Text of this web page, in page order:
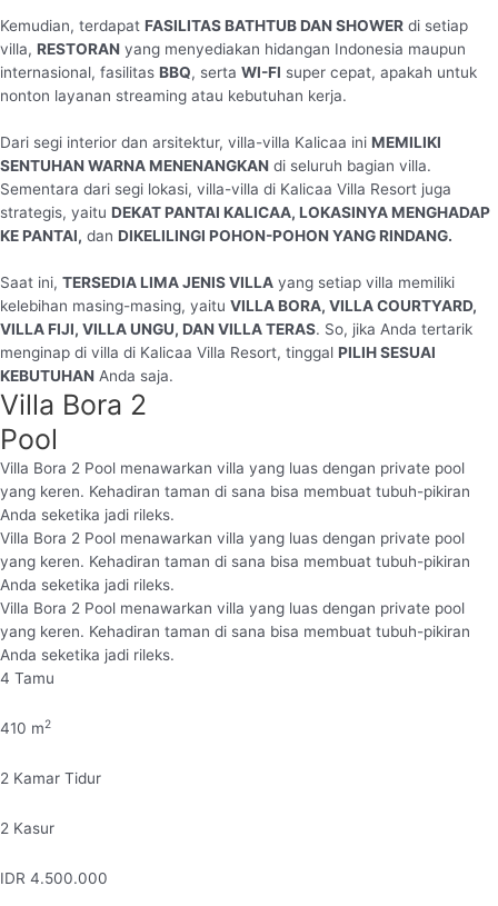
Kemudian, terdapat FASILITAS BATHTUB DAN SHOWER di setiap
villa, RESTORAN yang menyediakan hidangan Indonesia maupun
internasional, fasilitas BBQ, serta WI-FI super cepat, apakah untuk
nonton layanan streaming atau kebutuhan kerja.
Dari segi interior dan arsitektur, villa-villa Kalicaa ini MEMILIKI
SENTUHAN WARNA MENENANGKAN di seluruh bagian villa.
Sementara dari segi lokasi, villa-villa di Kalicaa Villa Resort juga
strategis, yaitu DEKAT PANTAI KALICAA, LOKASINYA MENGHADAP
KE PANTAI, dan DIKELILINGI POHON-POHON YANG RINDANG.
Saat ini, TERSEDIA LIMA JENIS VILLA yang setiap villa memiliki
kelebihan masing-masing, yaitu VILLA BORA, VILLA COURTYARD,
VILLA FIJI, VILLA UNGU, DAN VILLA TERAS. So, jika Anda tertarik
menginap di villa di Kalicaa Villa Resort, tinggal PILIH SESUAI
KEBUTUHAN Anda saja.
Villa Bora 2
Pool
Villa Bora 2 Pool menawarkan villa yang luas dengan private pool
yang keren. Kehadiran taman di sana bisa membuat tubuh-pikiran
Anda seketika jadi rileks.
Villa Bora 2 Pool menawarkan villa yang luas dengan private pool
yang keren. Kehadiran taman di sana bisa membuat tubuh-pikiran
Anda seketika jadi rileks.
Villa Bora 2 Pool menawarkan villa yang luas dengan private pool
yang keren. Kehadiran taman di sana bisa membuat tubuh-pikiran
Anda seketika jadi rileks.
4 Tamu
410 m2
2 Kamar Tidur
2 Kasur
IDR 4.500.000